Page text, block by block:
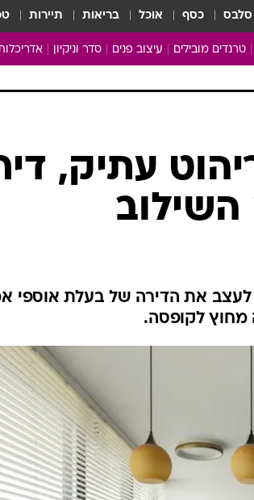
סלבס כסף אוכל בריאות תיירות
טרנדים מובילים עיצוב פנים סדר וניקיון
מדריך הניקיון
עתיק,
השילוב
את הדירה של בעלת אוספי
מחוץ לקופסה.